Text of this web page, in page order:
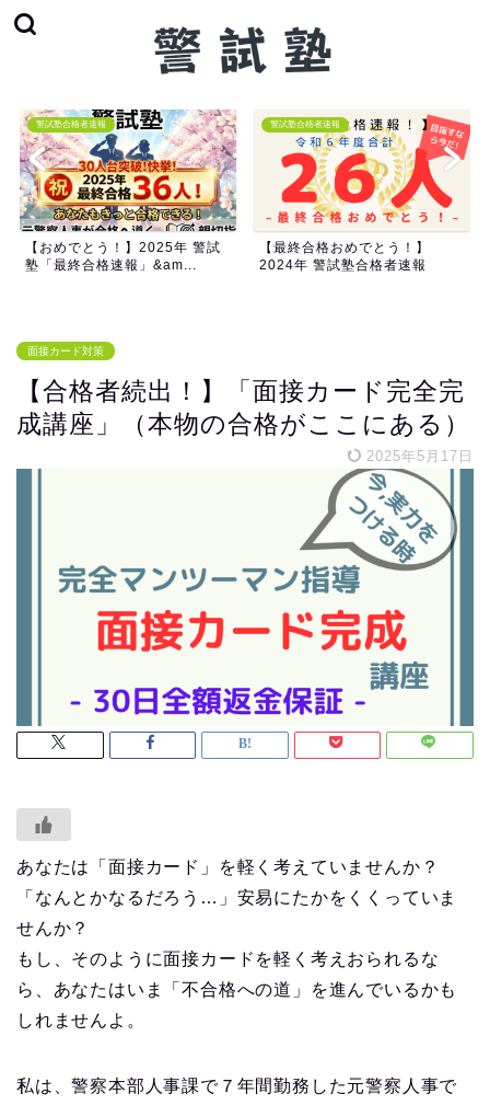
警試塾合格者速報
【おめでとう！】2025年 警試
塾「最終合格速報」&am...
警試塾合格者速報
【最終合格おめでとう！】
2024年 警試塾合格者速報
面接カード対策
【合格者続出！】「面接カード完全完
成講座」（本物の合格がここにある）
2025年5月17日
あなたは「面接カード」を軽く考えていませんか？
「なんとかなるだろう…」安易にたかをくくっていま
せんか？
もし、そのように面接カードを軽く考えおられるな
ら、あなたはいま「不合格への道」を進んでいるかも
しれませんよ。
私は、警察本部人事課で７年間勤務した元警察人事で